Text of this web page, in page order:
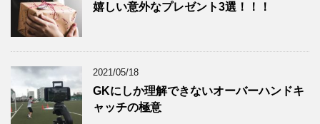
嬉しい意外なプレゼント3選！！！
2021/05/18
GKにしか理解できないオーバーハンドキ
ャッチの極意